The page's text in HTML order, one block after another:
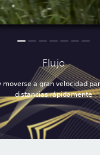
Flujo
moverse a gran velocidad
distancias rápidamente